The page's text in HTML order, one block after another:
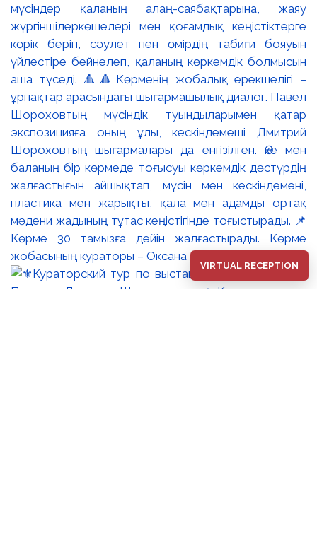
мүсіндер қаланың алаң-саябақтарына, жаяу
жүргіншілеркөшелері мен қоғамдық кеңістіктерге
көрік беріп, сәулет пен өмірдің табиғи бояуын
үйлестіре бейнелеп, қаланың көркемдік болмысын
аша түседі. 🔺🔺Көрменің жобалық ерекшелігі –
ұрпақтар арасындағы шығармашылық диалог. Павел
Шороховтың мүсіндік туындыларымен қатар
экспозицияға оның ұлы, кескіндемеші Дмитрий
Шороховтың шығармалары да енгізілген. Әке мен
баланың бір көрмеде тоғысуы көркемдік дәстүрдің
жалғастығын айшықтап, мүсін мен кескіндемені,
пластика мен жарықты, қала мен адамды ортақ
мәдени жадының тұтас кеңістігінде тоғыстырады. 📌
Көрме 30 тамызға дейін жалғастырады. Көрме
жобасының кураторы – Оксана Танская.
VIRTUAL RECEPTION